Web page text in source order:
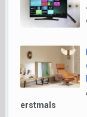
erstmals